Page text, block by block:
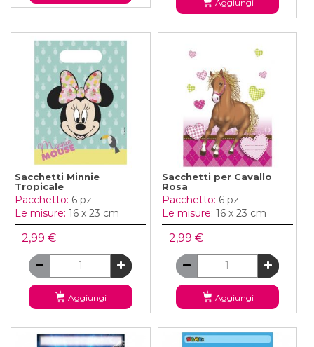
Aggiungi
Sacchetti Minnie
Tropicale
Pacchetto: 6 pz
Le misure: 16 x 23 cm
2,99 €
Aggiungi
Sacchetti per Cavallo
Rosa
Pacchetto: 6 pz
Le misure: 16 x 23 cm
2,99 €
Aggiungi